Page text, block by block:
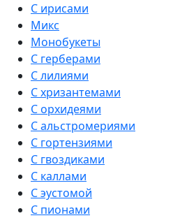
С ирисами
Микс
Монобукеты
С герберами
С лилиями
С хризантемами
С орхидеями
С альстромериями
С гортензиями
С гвоздиками
С каллами
С эустомой
С пионами